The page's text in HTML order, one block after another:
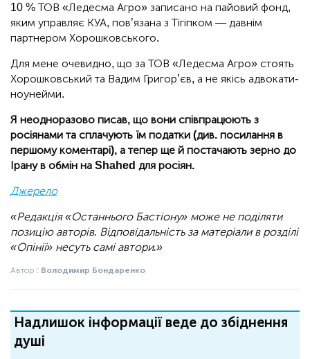
10 % ТОВ «Ледесма Агро» записано на пайовий фонд,
яким управляє КУА, пов’язана з Тігіпком — давнім
партнером Хорошковського.
Для мене очевидно, що за ТОВ «Ледесма Агро» стоять
Хорошковський та Вадим Григор’єв, а не якісь адвокати-
ноунейми.
Я неодноразово писав, що вони співпрацюють з
росіянами та сплачують їм податки (див. посилання в
першому коментарі), а тепер ще й постачають зерно до
Ірану в обмін на Shahed для росіян.
Джерело
«Редакція «Останнього Бастіону» може не поділяти
позицію авторів. Відповідальність за матеріали в розділі
«Опінії» несуть самі автори.»
Автор : Володимир Бондаренко
Надлишок інформації веде до збіднення
душі